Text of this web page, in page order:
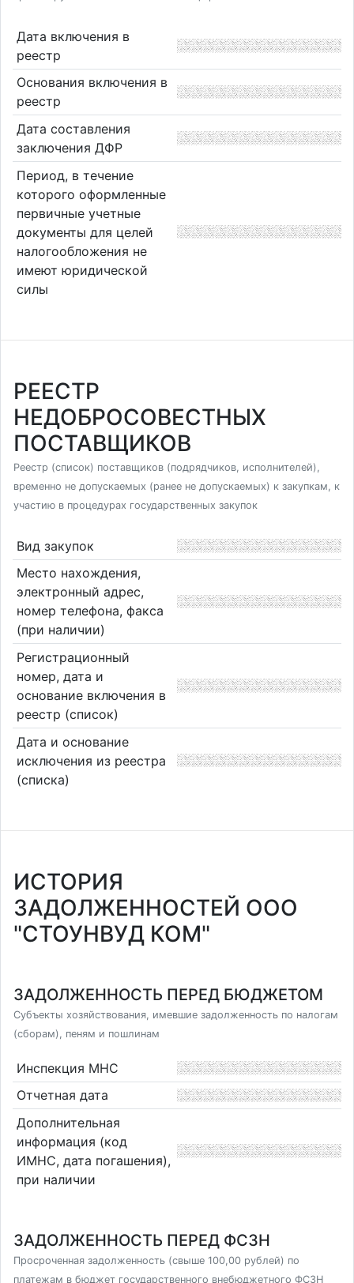
Дата включения в
реестр
Основания включения в
реестр
Дата составления
заключения ДФР
Период, в течение
которого оформленные
первичные учетные
документы для целей
налогообложения не
имеют юридической
силы
РЕЕСТР
НЕДОБРОСОВЕСТНЫХ
ПОСТАВЩИКОВ
Реестр (список) поставщиков (подрядчиков, исполнителей),
временно не допускаемых (ранее не допускаемых) к закупкам, к
участию в процедурах государственных закупок
Вид закупок
Место нахождения,
электронный адрес,
номер телефона, факса
(при наличии)
Регистрационный
номер, дата и
основание включения в
реестр (список)
Дата и основание
исключения из реестра
(списка)
ИСТОРИЯ
ЗАДОЛЖЕННОСТЕЙ ООО
"СТОУНВУД КОМ"
ЗАДОЛЖЕННОСТЬ ПЕРЕД БЮДЖЕТОМ
Субъекты хозяйствования, имевшие задолженность по налогам
(сборам), пеням и пошлинам
Инспекция МНС
Отчетная дата
Дополнительная
информация (код
ИМНС, дата погашения),
при наличии
ЗАДОЛЖЕННОСТЬ ПЕРЕД ФСЗН
Просроченная задолженность (свыше 100,00 рублей) по
платежам в бюджет государственного внебюджетного ФСЗН